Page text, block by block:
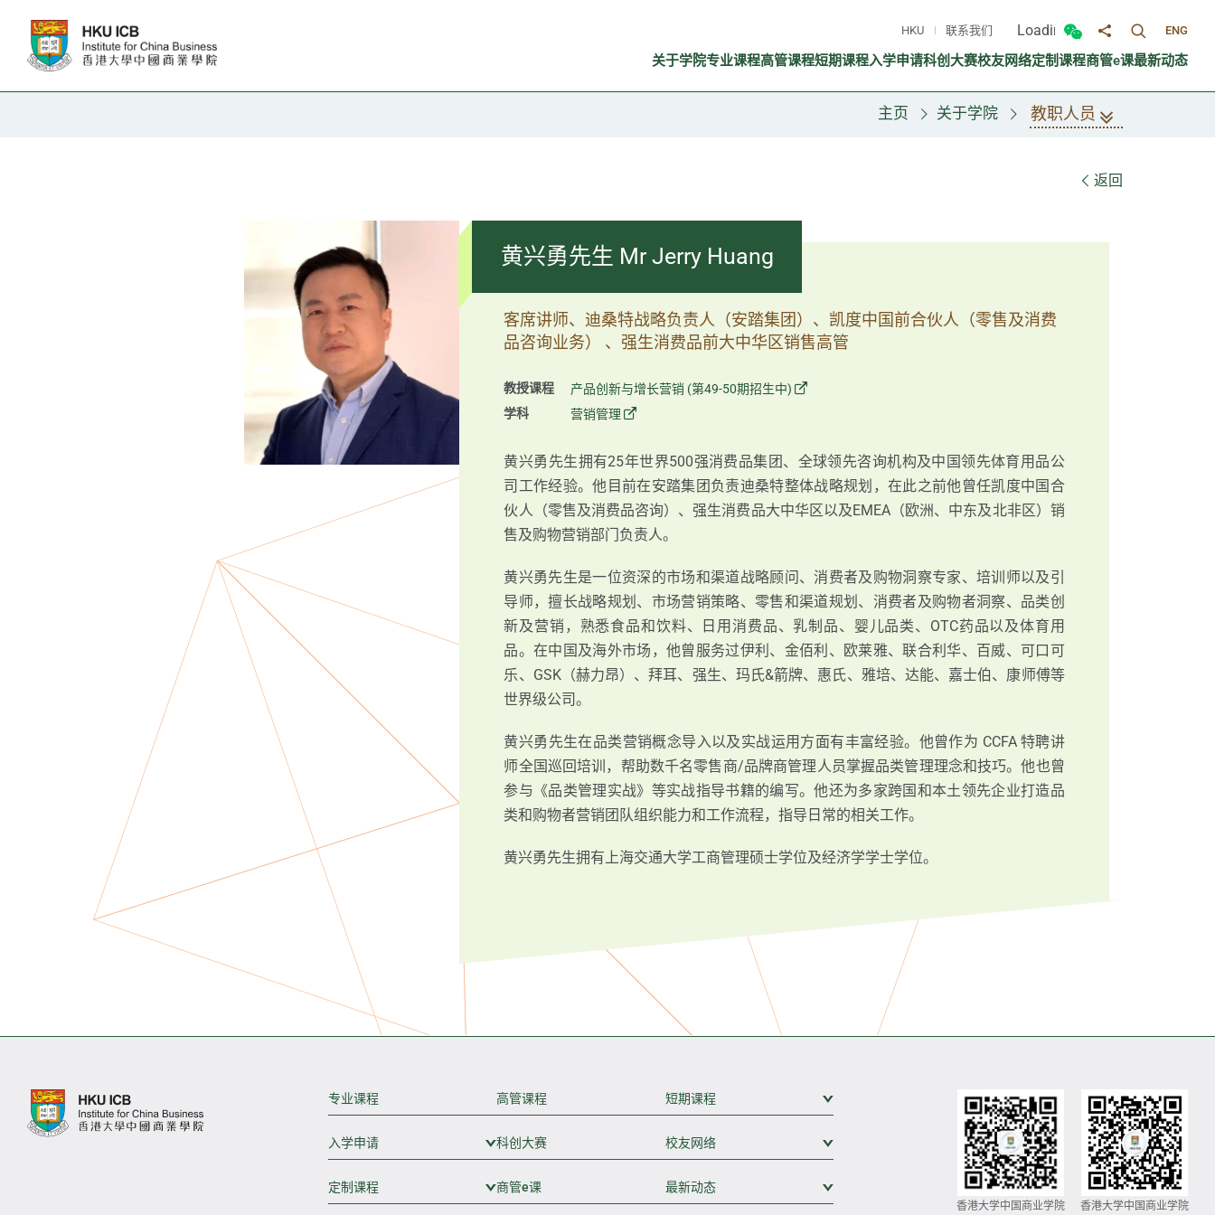
HKU 联系我们 Loading...
切换微信面板
分享至切换搜寻面
ENG
关于学院专业课程高管课程短期课程入学申请科创大赛校友网络定制课程商管e课最新动态
主页 关于学院 教职人员
返回
黄兴勇先生 Mr Jerry Huang
客席讲师、迪桑特战略负责人（安踏集团）、凯度中国前合伙人（零售及消费
品咨询业务） 、强生消费品前大中华区销售高管
教授课程
产品创新与增长营销 (第49-50期招生中)
学科
营销管理
黄兴勇先生拥有25年世界500强消费品集团、全球领先咨询机构及中国领先体育用品公
司工作经验。他目前在安踏集团负责迪桑特整体战略规划，在此之前他曾任凯度中国合
伙人（零售及消费品咨询）、强生消费品大中华区以及EMEA（欧洲、中东及北非区）销
售及购物营销部门负责人。
黄兴勇先生是一位资深的市场和渠道战略顾问、消费者及购物洞察专家、培训师以及引
导师，擅长战略规划、市场营销策略、零售和渠道规划、消费者及购物者洞察、品类创
新及营销，熟悉食品和饮料、日用消费品、乳制品、婴儿品类、OTC药品以及体育用
品。在中国及海外市场，他曾服务过伊利、金佰利、欧莱雅、联合利华、百威、可口可
乐、GSK（赫力昂）、拜耳、强生、玛氏&箭牌、惠氏、雅培、达能、嘉士伯、康师傅等
世界级公司。
黄兴勇先生在品类营销概念导入以及实战运用方面有丰富经验。他曾作为 CCFA 特聘讲
师全国巡回培训，帮助数千名零售商/品牌商管理人员掌握品类管理理念和技巧。他也曾
参与《品类管理实战》等实战指导书籍的编写。他还为多家跨国和本土领先企业打造品
类和购物者营销团队组织能力和工作流程，指导日常的相关工作。
黄兴勇先生拥有上海交通大学工商管理硕士学位及经济学学士学位。
专业课程 高管课程 短期课程
入学申请 展开次级菜单
科创大赛 校友网络
定制课程 展开次级菜单
商管e课 最新动态
香港大学中国商业学院 香港大学中国商业学院